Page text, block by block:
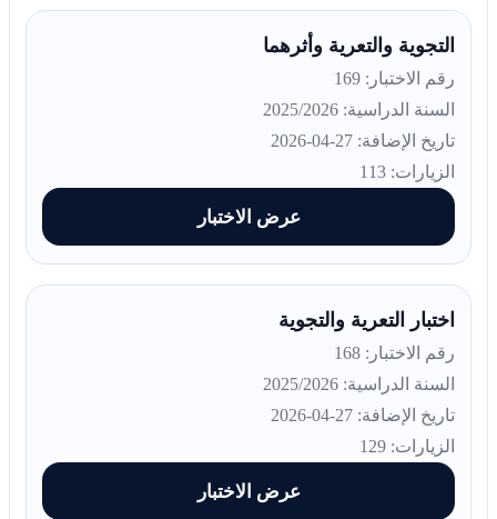
التجوية والتعرية وأثرهما
رقم الاختبار: 169
السنة الدراسية: 2025/2026
تاريخ الإضافة: 27-04-2026
الزيارات: 113
عرض الاختبار
اختبار التعرية والتجوية
رقم الاختبار: 168
السنة الدراسية: 2025/2026
تاريخ الإضافة: 27-04-2026
الزيارات: 129
عرض الاختبار